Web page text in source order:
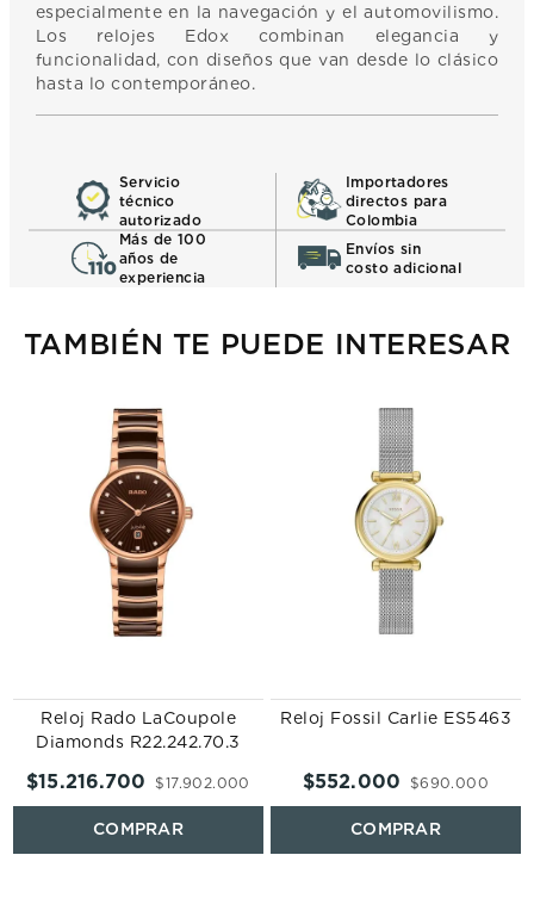
especialmente en la navegación y el automovilismo.
Los relojes Edox combinan elegancia y
funcionalidad, con diseños que van desde lo clásico
hasta lo contemporáneo.
Servicio
técnico
autorizado
Importadores
directos para
Colombia
Más de 100
años de
experiencia
Envíos sin
costo adicional
TAMBIÉN TE PUEDE INTERESAR
Reloj Rado LaCoupole
Diamonds R22.242.70.3
$17.902.000
$15.216.700
Reloj Fossil Carlie ES5463
$690.000
$552.000